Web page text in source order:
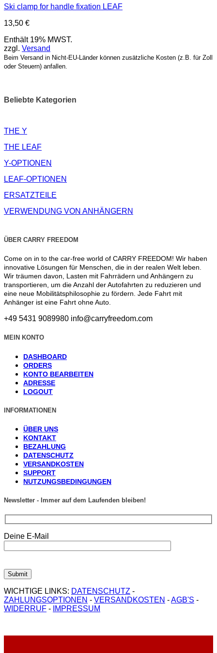
Ski clamp for handle fixation LEAF
13,50 €
Enthält 19% MWST.
zzgl. Versand
Beim Versand in Nicht-EU-Länder können zusätzliche Kosten (z.B. für Zoll
oder Steuern) anfallen.
Beliebte Kategorien
THE Y
THE LEAF
Y-OPTIONEN
LEAF-OPTIONEN
ERSATZTEILE
VERWENDUNG VON ANHÄNGERN
ÜBER CARRY FREEDOM
Come on in to the car-free world of CARRY FREEDOM! Wir haben
innovative Lösungen für Menschen, die in der realen Welt leben.
Wir träumen davon, Lasten mit Fahrrädern und Anhängern zu
transportieren, um die Anzahl der Autofahrten zu reduzieren und
eine neue Mobilitätsphilosophie zu fördern. Jede Fahrt mit
Anhänger ist eine Fahrt ohne Auto.
+49 5431 9089980 info@carryfreedom.com
MEIN KONTO
DASHBOARD
ORDERS
KONTO BEARBEITEN
ADRESSE
LOGOUT
INFORMATIONEN
ÜBER UNS
KONTAKT
BEZAHLUNG
DATENSCHUTZ
VERSANDKOSTEN
SUPPORT
NUTZUNGSBEDINGUNGEN
Newsletter - Immer auf dem Laufenden bleiben!
Deine E-Mail
WICHTIGE LINKS: DATENSCHUTZ -
ZAHLUNGSOPTIONEN - VERSANDKOSTEN -AGB'S -
WIDERRUF - IMPRESSUM